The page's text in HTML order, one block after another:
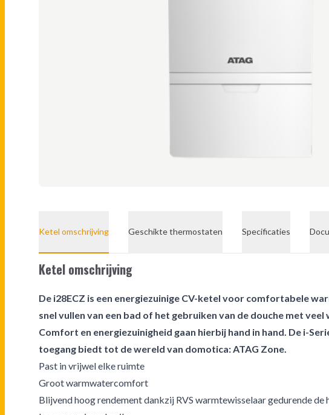
Ketel omschrijving Geschikte thermostaten Specificaties
Ketel omschrijving
De i28ECZ is een energiezuinige CV-ketel voor comfortabele
snel vullen van een bad of het gebruiken van de douche met veel
Comfort en energiezuinigheid gaan hierbij hand in hand. De i-
toegang biedt tot de wereld van domotica: ATAG Zone.
Past in vrijwel elke ruimte
Groot warmwatercomfort
Blijvend hoog rendement dankzij RVS warmtewisselaar gedurende de